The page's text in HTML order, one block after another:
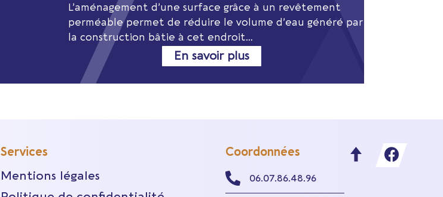
L’aménagement d’une surface grâce à un revêtement
perméable permet de réduire le volume d’eau généré par
la construction bâtie à cet endroit…
En savoir plus
Services
Mentions légales
Coordonnées
06.07.86.48.96